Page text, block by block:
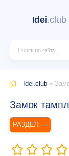
Idei.club
Idei.club »
Замок
---